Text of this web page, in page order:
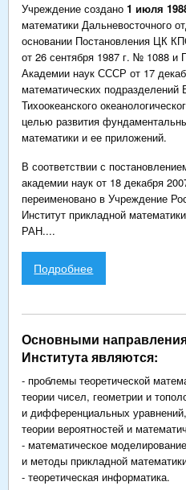
Учреждение создано 1 июля
математики Дальневосточного
основании Постановления ЦК
от 26 сентября 1987 г. № 1088 и
Академии наук СССР от 17
математических подразделений
Тихоокеанского
целью развития
математики и ее приложений.
В соответствии с
академии наук от 18 декабря
переименовано в Учреждение
Институт прикладной
РАН....
Подробнее
Основными
Института являются:
- проблемы теоретической
теории чисел, геометрии и
и дифференциальных
теории вероятностей и
- математическое
и методы прикладной
- теоретическая информатика.